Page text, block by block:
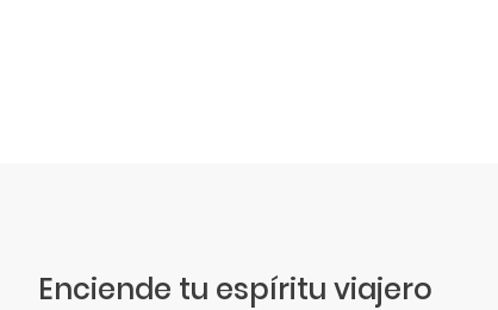
Enciende tu espíritu viajero